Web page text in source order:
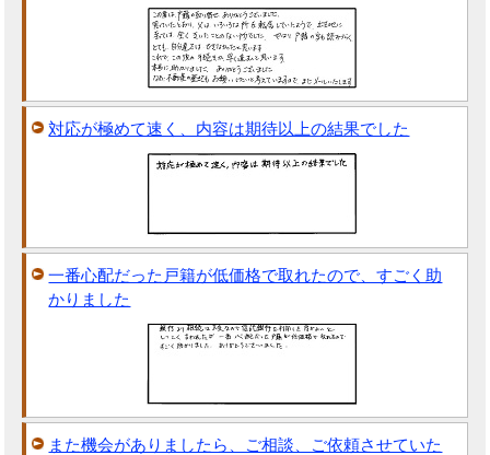
対応が極めて速く、内容は期待以上の結果でした
一番心配だった戸籍が低価格で取れたので、すごく助
かりました
また機会がありましたら、ご相談、ご依頼させていた